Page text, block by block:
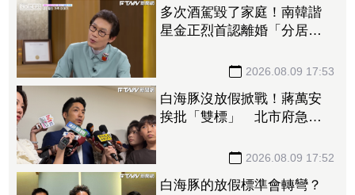
多次酒駕毀了家庭！南韓諧
星金正烈首認離婚「分居長
2026.08.09 17:53
白海豚沒放假掀戰！蔣萬安
挨批「雙標」 北市府急澄
2026.08.09 17:52
白海豚的放假標準會轉彎？